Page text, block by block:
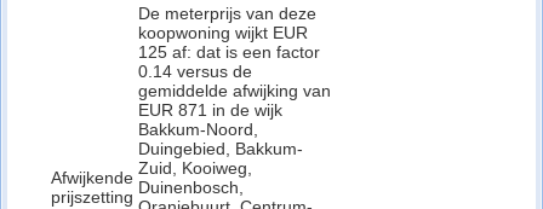
Afwijkende
prijszetting
De meterprijs van deze
koopwoning wijkt EUR
125 af: dat is een factor
0.14 versus de
gemiddelde afwijking van
EUR 871 in de wijk
Bakkum-Noord,
Duingebied, Bakkum-
Zuid, Kooiweg,
Duinenbosch,